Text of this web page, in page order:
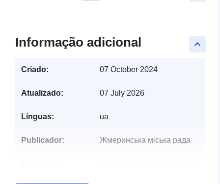
keyboard_arrow_up
Informação adicional
Criado: 07 October 2024
Atualizado: 07 July 2026
Línguas: ua
Publicador: Жмеринська міська рада